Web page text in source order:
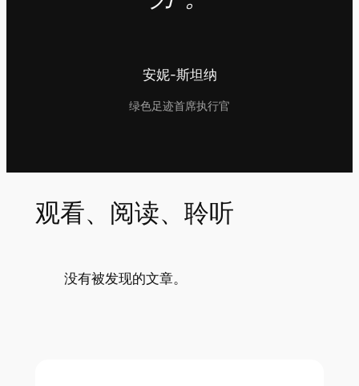
安妮-斯坦纳
绿色足迹首席执行官
观看、阅读、聆听
没有被发现的文章。